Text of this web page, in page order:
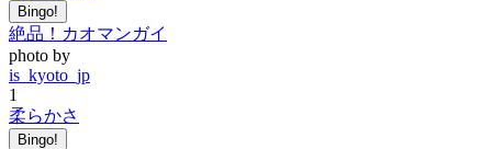
Bingo!
絶品！カオマンガイ
photo by
is_kyoto_jp
1
柔らかさ
Bingo!